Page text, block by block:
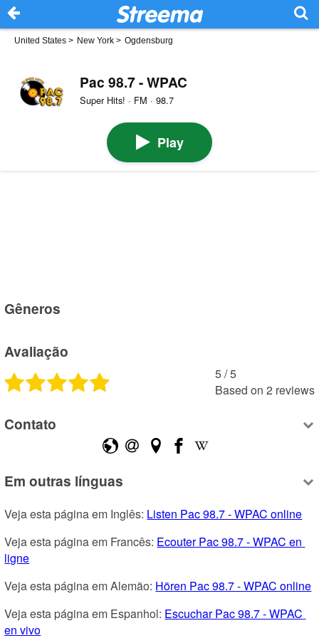
United States > New York > Ogdensburg
Pac 98.7 - WPAC
Super Hits! · FM · 98.7
Play
Gêneros
Avaliação
5 /5
Based on 2 reviews
Contato
Em outras línguas
Veja esta página em Inglês: Listen Pac 98.7 - WPAC online
Veja esta página em Francês: Ecouter Pac 98.7 - WPAC en
ligne
Veja esta página em Alemão: Hören Pac 98.7 - WPAC online
Veja esta página em Espanhol: Escuchar Pac 98.7 - WPAC
en vivo